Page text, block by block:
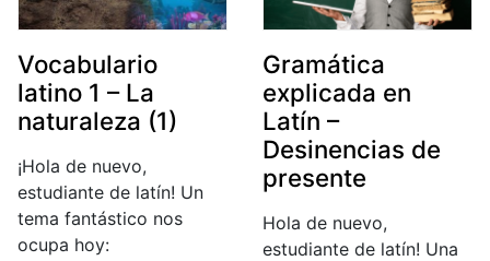
Vocabulario
latino 1 – La
naturaleza (1)
¡Hola de nuevo,
estudiante de latín! Un
tema fantástico nos
ocupa hoy:
Gramática
explicada en
Latín –
Desinencias de
presente
Hola de nuevo,
estudiante de latín! Una